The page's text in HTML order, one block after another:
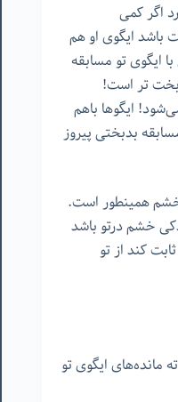
اگر کمی
باشد ایگوی او هم
ایگوی تو مسابقه
تر است!
ایگوها باهم
بدبختی پیروز
خشم همینطور است.
خشم درتو باشد
کند از تو
مانده‌های ایگوی تو